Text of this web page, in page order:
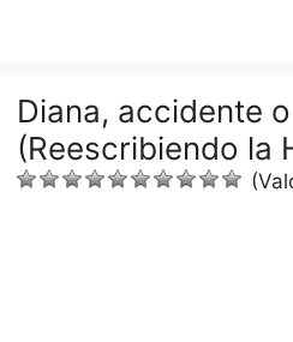
Diana, accidente
(Reescribiendo la